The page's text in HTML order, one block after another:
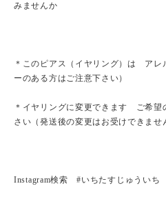
みませんか
＊このピアス（イヤリング）は アレ
ーのある方はご注意下さい）
＊イヤリングに変更できます ご希望
さい（発送後の変更はお受けできませ
Instagram検索 #いちたすじゅういち